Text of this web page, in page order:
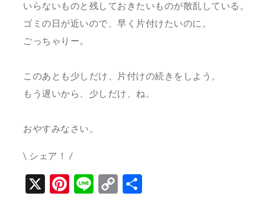
いらないものと残しておきたいものが散乱している。
ゴミの日が近いので、早く片付けたいのに。
ごっちゃりー。
このあとも少しだけ、片付けの続きをしよう。
もう遅いから、少しだけ、ね。
おやすみなさい。
\ シェア！ /
X Pinterest
LineCopy